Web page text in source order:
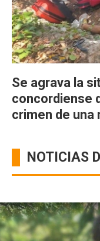
Se agrava la
concordiense
crimen de una
NOTICIAS